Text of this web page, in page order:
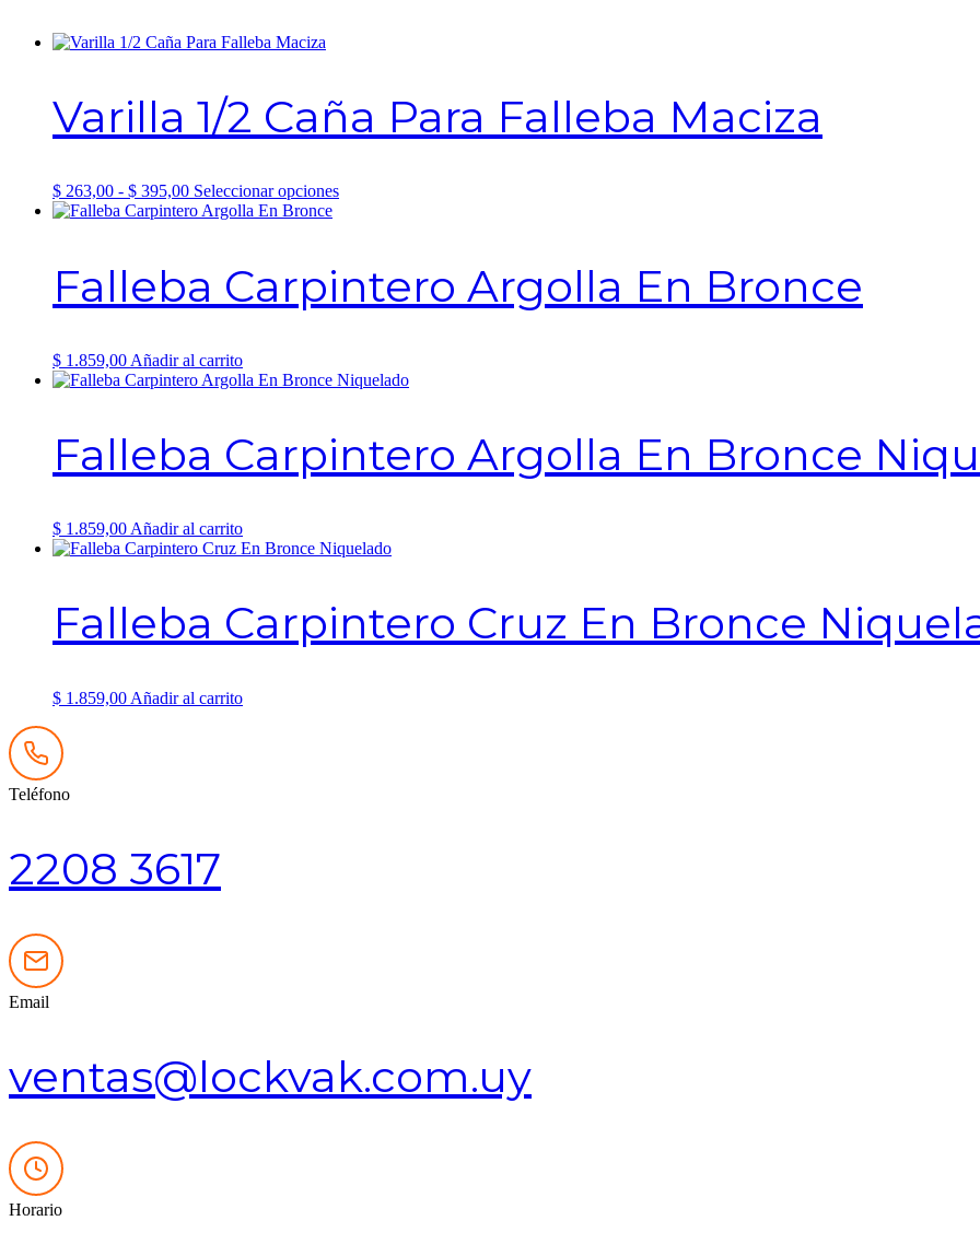
Varilla 1/2 Caña Para Falleba Maciza
$ 263,00 - $ 395,00Rango
de
$ 263,00
hasta
$ 395,00
Seleccionar opcionesEste
variantes.
Las
opciones
en
de
producto
Falleba Carpintero Argolla En Bronce
$ 1.859,00 Añadir al carrito
Falleba Carpintero Argolla En Bronce
$ 1.859,00 Añadir al carrito
Falleba Carpintero Cruz En Bronce
$ 1.859,00 Añadir al carrito
Teléfono
2208 3617
Email
ventas@lockvak.com.uy
Horario